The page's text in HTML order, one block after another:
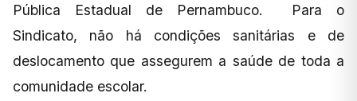
Pública Estadual de Pernambuco. Para o
Sindicato, não há condições sanitárias e de
deslocamento que assegurem a saúde de toda a
comunidade escolar.